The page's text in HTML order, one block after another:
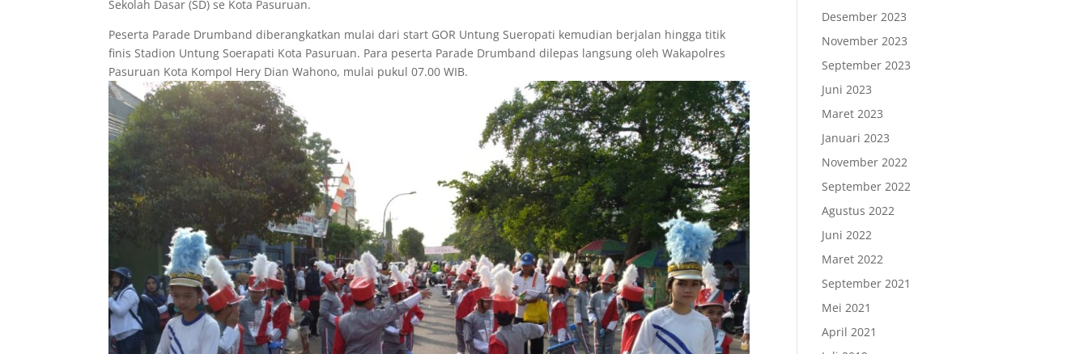
Sekolah Dasar (SD) se Kota Pasuruan.
Peserta Parade Drumband diberangkatkan mulai dari start GOR Untung Sueropati kemudian berjalan hingga titik
finis Stadion Untung Soerapati Kota Pasuruan. Para peserta Parade Drumband dilepas langsung oleh Wakapolres
Pasuruan Kota Kompol Hery Dian Wahono, mulai pukul 07.00 WIB.
Desember 2023
November 2023
September 2023
Juni 2023
Maret 2023
Januari 2023
November 2022
September 2022
Agustus 2022
Juni 2022
Maret 2022
September 2021
Mei 2021
April 2021